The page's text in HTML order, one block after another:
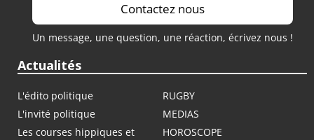
Contactez nous
Un message, une question, une réaction, écrivez nous !
Actualités
L'édito politique
RUGBY
L'invité politique
MEDIAS
Les courses hippiques et
HOROSCOPE